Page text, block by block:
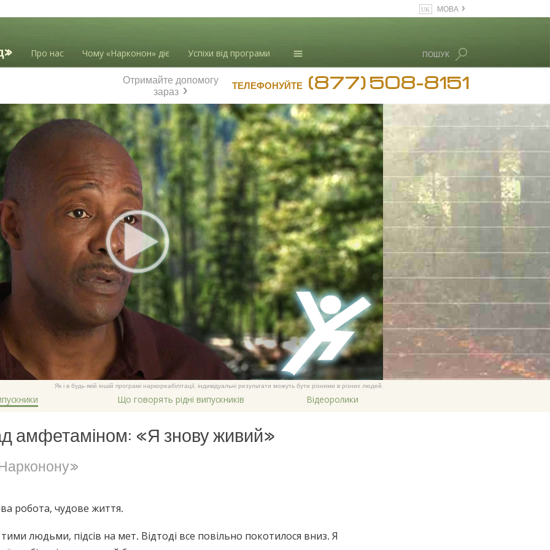
Про нас Чому «Нарконон» діє Успіхи від програми
Л. Рон Хаббард
ПОШУК
МОВА
Deutsch
Ελληνικά (Greek)
Français
Hebrew
Magyar
Italiano
日本語 (Japanese)
Nederlands
Norsk
Portuguès
Русский (Russian)
Svenska
繁體中文 (Chinese)
Nepali
Arabic
Ukrainian
Czech
Turkish
ТЕЛЕФОНУЙТЕ (877) 508-8151
Отримайте допомогу
зараз
Як і в будь-якій іншій програмі наркореабілітації, індивідуальні результати можуть бути різними в різних людей.
Що говорять рідні випускників Відеоролики
амфетаміном: «Я знову живий»
робота, чудове життя.
тими людьми, підсів на мет. Відтоді все повільно покотилося вниз. Я